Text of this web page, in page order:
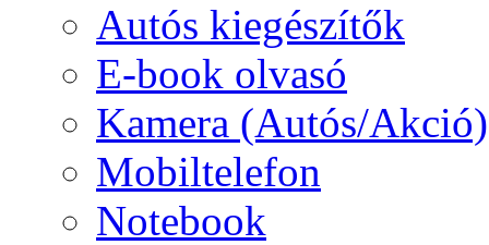
Autós kiegészítők
E-book olvasó
Kamera (Autós/Akció)
Mobiltelefon
Notebook